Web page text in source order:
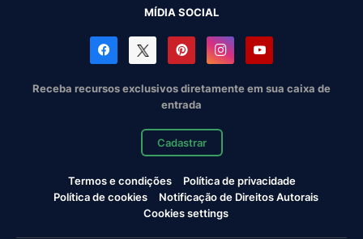
MÍDIA SOCIAL
Receba recursos exclusivos diretamente em sua caixa de
entrada
Cadastrar
Termos e condições
Política de privacidade
Política de cookies
Notificação de Direitos Autorais
Cookies settings